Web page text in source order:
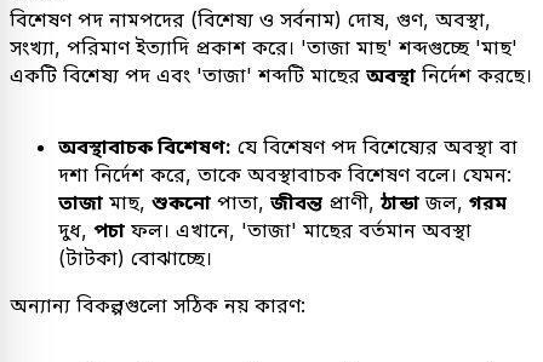
বিশেষণ পদ নামপদের (বিশেষ্য ও সর্বনাম) দোষ, গুণ, অবস্থা,
সংখ্যা, পরিমাণ ইত্যাদি প্রকাশ করে। 'তাজা মাছ' শব্দগুচ্ছে 'মাছ'
একটি বিশেষ্য পদ এবং 'তাজা' শব্দটি মাছের অবস্থা নির্দেশ করছে।
অবস্থাবাচক বিশেষণ: যে বিশেষণ পদ বিশেষ্যের অবস্থা বা
দশা নির্দেশ করে, তাকে অবস্থাবাচক বিশেষণ বলে। যেমন:
তাজা মাছ, শুকনো পাতা, জীবন্ত প্রাণী, ঠান্ডা জল, গরম
দুধ, পচা ফল। এখানে, 'তাজা' মাছের বর্তমান অবস্থা
(টাটকা) বোঝাচ্ছে।
অন্যান্য বিকল্পগুলো সঠিক নয় কারণ: